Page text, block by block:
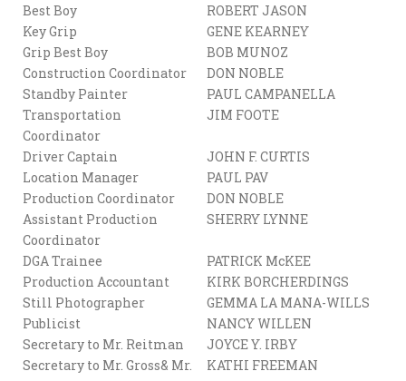
Best Boy
ROBERT JASON
Key Grip
GENE KEARNEY
Grip Best Boy
BOB MUNOZ
Construction Coordinator
DON NOBLE
Standby Painter
PAUL CAMPANELLA
Transportation
Coordinator
JIM FOOTE
Driver Captain
JOHN F. CURTIS
Location Manager
PAUL PAV
Production Coordinator
DON NOBLE
Assistant Production
Coordinator
SHERRY LYNNE
DGA Trainee
PATRICK McKEE
Production Accountant
KIRK BORCHERDINGS
Still Photographer
GEMMA LA MANA-WILLS
Publicist
NANCY WILLEN
Secretary to Mr. Reitman
JOYCE Y. IRBY
Secretary to Mr. Gross& Mr.
KATHI FREEMAN